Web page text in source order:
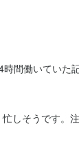
間働いていた
しそうです。時